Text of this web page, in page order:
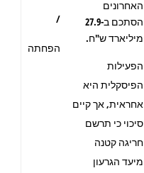
האחרונים
הסתכם ב-27.9
מיליארד ש"ח.
הפעילות
הפיסקלית היא
אחראית, אך קיים
סיכוי כי תרשם
חריגה קטנה
מיעד הגרעון
/
הפחתה